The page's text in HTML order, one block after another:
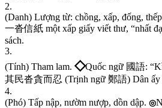
2.
(Danh) Lượng từ: chồng, xấp, đống, thếp
一沓信紙 một xấp giấy viết thư, “nhất đạ
sách.
3.
(Tính) Tham lam. ◇Quốc ngữ 國語: “K
其民沓貪而忍 (Trịnh ngữ 鄭語) Dân ấy
4.
(Phó) Tấp nập, nườm nượp, dồn dập. ◎N